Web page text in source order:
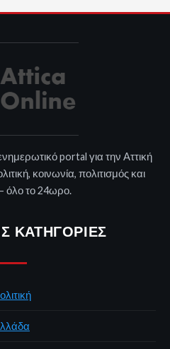
portal για την Αττική
κοινωνία, πολιτισμός και
όλο το 24ωρο.
ΚΑΤΗΓΟΡΊΕΣ